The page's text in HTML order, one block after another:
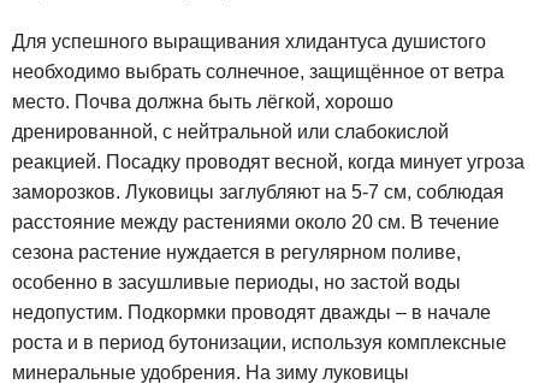
Для успешного выращивания хлидантуса душистого
необходимо выбрать солнечное, защищённое от ветра
место. Почва должна быть лёгкой, хорошо
дренированной, с нейтральной или слабокислой
реакцией. Посадку проводят весной, когда минует угроза
заморозков. Луковицы заглубляют на 5-7 см, соблюдая
расстояние между растениями около 20 см. В течение
сезона растение нуждается в регулярном поливе,
особенно в засушливые периоды, но застой воды
недопустим. Подкормки проводят дважды – в начале
роста и в период бутонизации, используя комплексные
минеральные удобрения. На зиму луковицы